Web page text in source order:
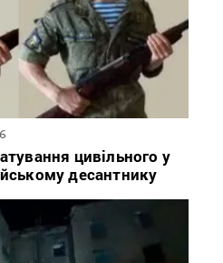
цивільного у
десантнику